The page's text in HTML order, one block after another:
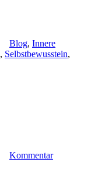
Blog, Innere
, Selbstbewusstein,
Kommentar